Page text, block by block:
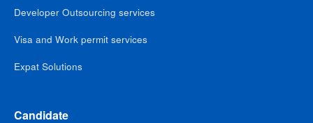
Developer Outsourcing services
Visa and Work permit services
Expat Solutions
Candidate